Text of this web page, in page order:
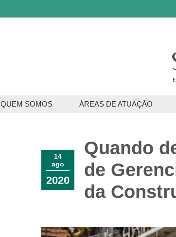
QUEM SOMOS ÁREAS DE ATUAÇÃO
Serviços Florestais
14
ago
2020
Quando
de
da